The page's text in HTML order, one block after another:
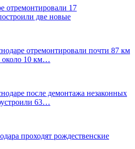
отремонтировали 17
две новые
отремонтировали почти 87 км
около 10 км…
после демонтажа незаконных
63…
проходят рождественские